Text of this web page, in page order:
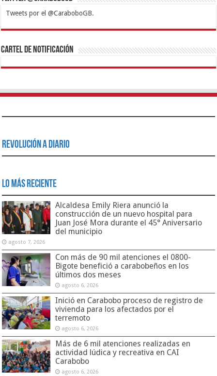
Tweets por el @CaraboboGB.
1xbetBetturkeyBetistKralbetSupertotobetTipobetMatadorbetMariobet
https://mvbcasino.com/
Cartel de Notificación
Revolución a Diario
Lo Más Reciente
Alcaldesa Emily Riera anunció la
construcción de un nuevo hospital para
Juan José Mora durante el 45° Aniversario
del municipio
agosto 7, 2026
Con más de 90 mil atenciones el 0800-
Bigote benefició a carabobeños en los
últimos dos meses
agosto 6, 2026
Inició en Carabobo proceso de registro de
vivienda para los afectados por el
terremoto
agosto 6, 2026
Más de 6 mil atenciones realizadas en
actividad lúdica y recreativa en CAI
Carabobo
agosto 6, 2026